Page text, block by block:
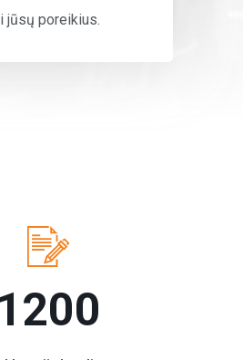
jūsų poreikius.
1200